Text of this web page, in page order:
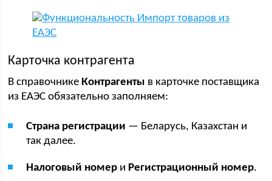
Карточка контрагента
В справочнике Контрагенты в карточке поставщика
из ЕАЭС обязательно заполняем:
Страна регистрации — Беларусь, Казахстан и
так далее.
Налоговый номер и Регистрационный номер.